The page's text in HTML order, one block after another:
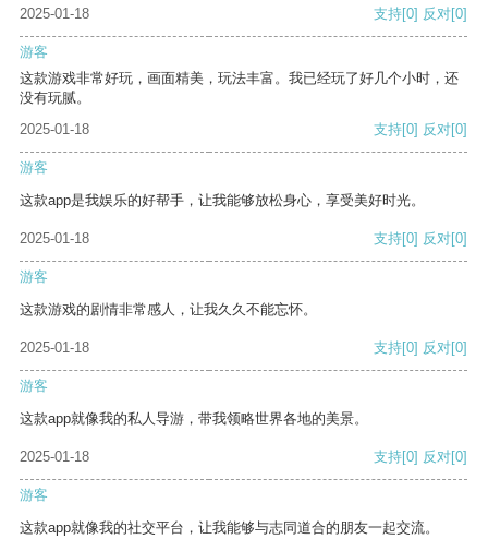
2025-01-18 支持[0] 反对[0]
游客
这款游戏非常好玩，画面精美，玩法丰富。我已经玩了好几个小时，还
没有玩腻。
2025-01-18
支持[0] 反对[0]
游客
这款app是我娱乐的好帮手，让我能够放松身心，享受美好时光。
2025-01-18 支持[0] 反对[0]
游客
这款游戏的剧情非常感人，让我久久不能忘怀。
2025-01-18 支持[0] 反对[0]
游客
这款app就像我的私人导游，带我领略世界各地的美景。
2025-01-18 支持[0] 反对[0]
游客
这款app就像我的社交平台，让我能够与志同道合的朋友一起交流。